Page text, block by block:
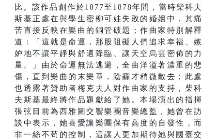
比。該作品創作於1877至1878年間，當時柴科夫
斯基正處在與學生密柳可娃失敗的婚姻中，其痛
苦直接反映在樂曲的銅管破題；作曲家特別解釋
道：「這就是命運，那股阻礙人們追求幸福、嫉
妒地不讓平靜與舒適降臨、讓天空烏雲密佈的力
量。」由於命運無法逃避，全曲洋溢著濃重的悲
傷，直到樂曲的末樂章，陰霾才稍微散去；此處
也透露著贊助者梅克夫人對作曲家的支持，柴科
夫斯基最終將作品題獻給了她。本場演出的指揮
張弦目前為西雅圖交響樂團音樂總監，她曾在訪
談中表示，她喜愛讓樂團保有高度的自發性，而
非一絲不苟的控制，這讓人更加期待她與國臺交